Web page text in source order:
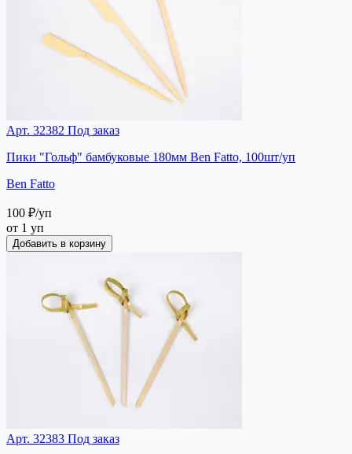
Арт. 32382 Под заказ
Пики "Гольф" бамбуковые 180мм Ben Fatto, 100шт/уп
Ben Fatto
100 ₽/уп
от 1 уп
Добавить в корзину
Арт. 32383 Под заказ